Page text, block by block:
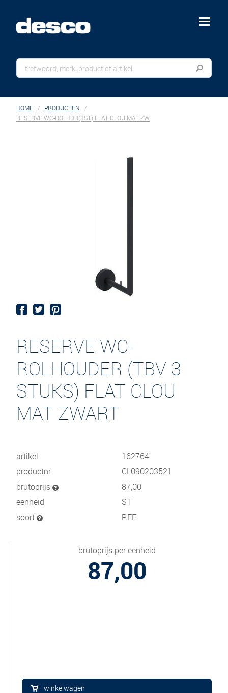
menu
HOME
PRODUCTEN
RESERVE WC-ROLHDR(3ST) FLAT CLOU MAT ZW
RESERVE WC-
ROLHOUDER (TBV 3
STUKS) FLAT CLOU
MAT ZWART
artikel
162764
productnr
CL090203521
brutoprijs
87,00
eenheid
ST
soort
REF
brutoprijs per eenheid
87,00
winkelwagen